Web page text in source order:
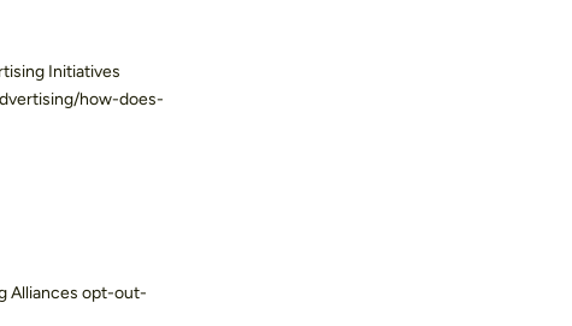
Initiatives
how-does-
Alliances opt-out-